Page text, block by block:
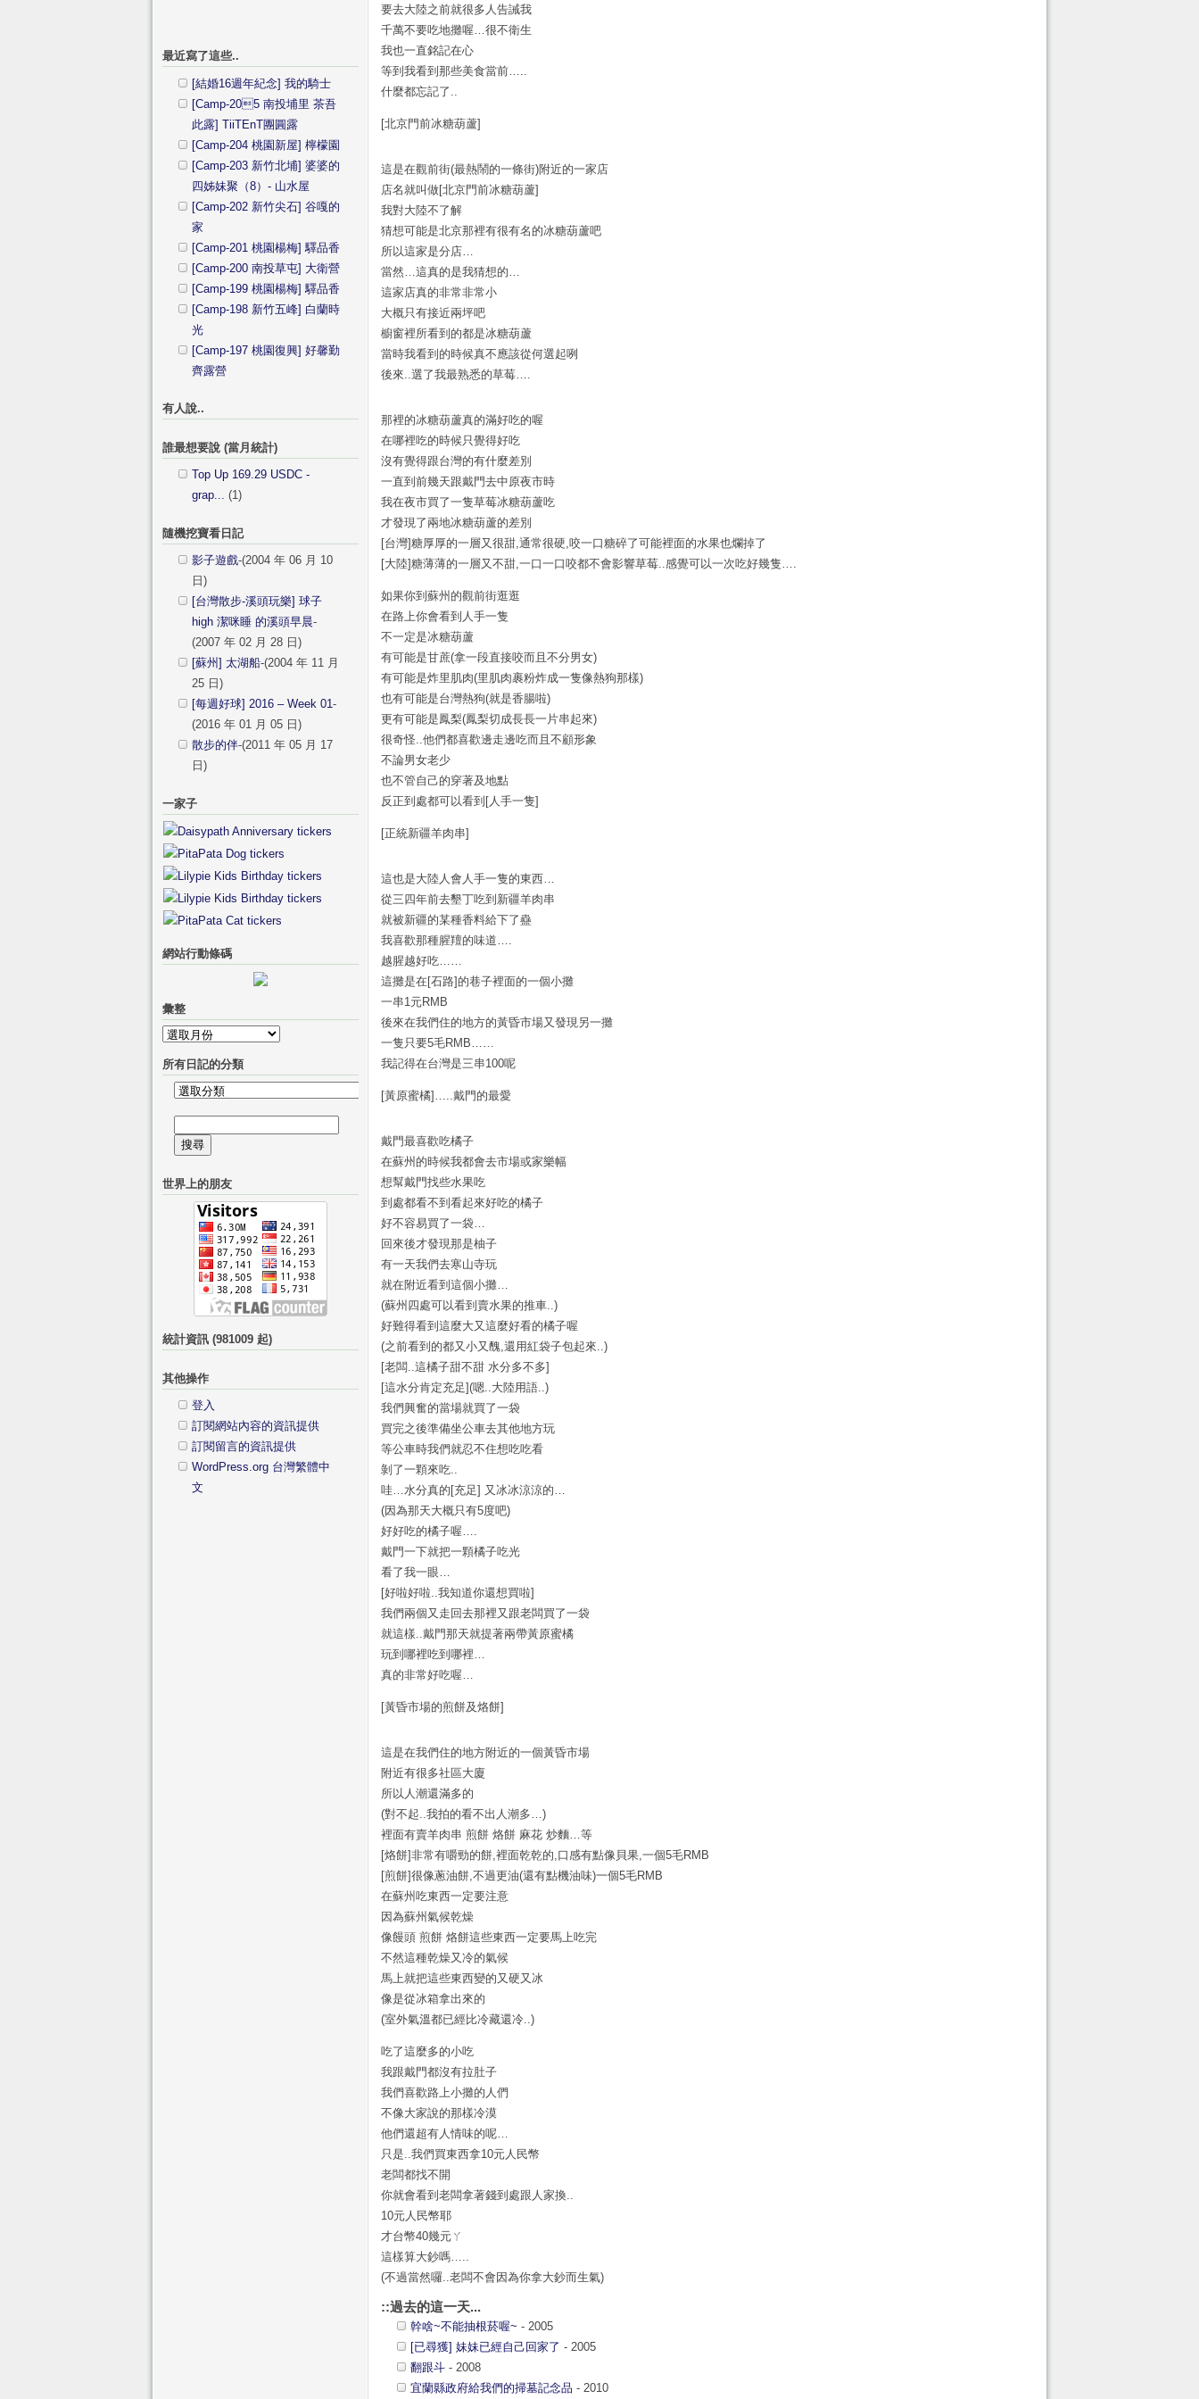
要去大陸之前就很多人告誡我
千萬不要吃地攤喔…很不衛生
我也一直銘記在心
等到我看到那些美食當前…..
什麼都忘記了..
[北京門前冰糖葫蘆]
這是在觀前街(最熱鬧的一條街)附近的一家店
店名就叫做[北京門前冰糖葫蘆]
我對大陸不了解
猜想可能是北京那裡有很有名的冰糖葫蘆吧
所以這家是分店…
當然…這真的是我猜想的…
這家店真的非常非常小
大概只有接近兩坪吧
櫥窗裡所看到的都是冰糖葫蘆
當時我看到的時候真不應該從何選起咧
後來..選了我最熟悉的草莓….
那裡的冰糖葫蘆真的滿好吃的喔
在哪裡吃的時候只覺得好吃
沒有覺得跟台灣的有什麼差別
一直到前幾天跟戴門去中原夜市時
我在夜市買了一隻草莓冰糖葫蘆吃
才發現了兩地冰糖葫蘆的差別
[台灣]糖厚厚的一層又很甜,通常很硬,咬一口糖碎了可能裡面的水果也爛掉了
[大陸]糖薄薄的一層又不甜,一口一口咬都不會影響草莓..感覺可以一次吃好幾隻….
如果你到蘇州的觀前街逛逛
在路上你會看到人手一隻
不一定是冰糖葫蘆
有可能是甘蔗(拿一段直接咬而且不分男女)
有可能是炸里肌肉(里肌肉裹粉炸成一隻像熱狗那樣)
也有可能是台灣熱狗(就是香腸啦)
更有可能是鳳梨(鳳梨切成長長一片串起來)
很奇怪..他們都喜歡邊走邊吃而且不顧形象
不論男女老少
也不管自己的穿著及地點
反正到處都可以看到[人手一隻]
[正統新疆羊肉串]
這也是大陸人會人手一隻的東西…
從三四年前去墾丁吃到新疆羊肉串
就被新疆的某種香料給下了蠱
我喜歡那種腥羶的味道….
越腥越好吃……
這攤是在[石路]的巷子裡面的一個小攤
一串1元RMB
後來在我們住的地方的黃昏市場又發現另一攤
一隻只要5毛RMB……
我記得在台灣是三串100呢
[黃原蜜橘]…..戴門的最愛
戴門最喜歡吃橘子
在蘇州的時候我都會去市場或家樂幅
想幫戴門找些水果吃
到處都看不到看起來好吃的橘子
好不容易買了一袋…
回來後才發現那是柚子
有一天我們去寒山寺玩
就在附近看到這個小攤…
(蘇州四處可以看到賣水果的推車..)
好難得看到這麼大又這麼好看的橘子喔
(之前看到的都又小又醜,還用紅袋子包起來..)
[老闆..這橘子甜不甜 水分多不多]
[這水分肯定充足](嗯..大陸用語..)
我們興奮的當場就買了一袋
買完之後準備坐公車去其他地方玩
等公車時我們就忍不住想吃吃看
剝了一顆來吃..
哇…水分真的[充足] 又冰冰涼涼的…
(因為那天大概只有5度吧)
好好吃的橘子喔….
戴門一下就把一顆橘子吃光
看了我一眼…
[好啦好啦..我知道你還想買啦]
我們兩個又走回去那裡又跟老闆買了一袋
就這樣..戴門那天就提著兩帶黃原蜜橘
玩到哪裡吃到哪裡…
真的非常好吃喔…
[黃昏市場的煎餅及烙餅]
這是在我們住的地方附近的一個黃昏市場
附近有很多社區大廈
所以人潮還滿多的
(對不起..我拍的看不出人潮多…)
裡面有賣羊肉串 煎餅 烙餅 麻花 炒麵…等
[烙餅]非常有嚼勁的餅,裡面乾乾的,口感有點像貝果,一個5毛RMB
[煎餅]很像蔥油餅,不過更油(還有點機油味)一個5毛RMB
在蘇州吃東西一定要注意
因為蘇州氣候乾燥
像饅頭 煎餅 烙餅這些東西一定要馬上吃完
不然這種乾燥又冷的氣候
馬上就把這些東西變的又硬又冰
像是從冰箱拿出來的
(室外氣溫都已經比冷藏還冷..)
吃了這麼多的小吃
我跟戴門都沒有拉肚子
我們喜歡路上小攤的人們
不像大家說的那樣冷漠
他們還超有人情味的呢…
只是..我們買東西拿10元人民幣
老闆都找不開
你就會看到老闆拿著錢到處跟人家換..
10元人民幣耶
才台幣40幾元ㄚ
這樣算大鈔嗎…..
(不過當然囉..老闆不會因為你拿大鈔而生氣)
::過去的這一天...
幹啥~不能抽根菸喔~ - 2005
[已尋獲] 妹妹已經自己回家了 - 2005
翻跟斗 - 2008
宜蘭縣政府給我們的掃墓記念品 - 2010
最近寫了這些..
[結婚16週年紀念] 我的騎士
[Camp-205 南投埔里 茶吾
此露] TiiTEnT團圓露
[Camp-204 桃園新屋] 檸檬園
[Camp-203 新竹北埔] 婆婆的
四姊妹聚（8）- 山水屋
[Camp-202 新竹尖石] 谷嘎的
家
[Camp-201 桃園楊梅] 驛品香
[Camp-200 南投草屯] 大衛營
[Camp-199 桃園楊梅] 驛品香
[Camp-198 新竹五峰] 白蘭時
光
[Camp-197 桃園復興] 好馨勤
齊露營
有人說..
誰最想要說 (當月統計)
Top Up 169.29 USDC -
grap... (1)
隨機挖寶看日記
影子遊戲-(2004 年 06 月 10
日)
[台灣散步-溪頭玩樂] 球子
high 潔咪睡 的溪頭早晨-
(2007 年 02 月 28 日)
[蘇州] 太湖船-(2004 年 11 月
25 日)
[每週好球] 2016 – Week 01-
(2016 年 01 月 05 日)
散步的伴-(2011 年 05 月 17
日)
一家子
網站行動條碼
彙整
彙
整
所有日記的分類
所
日
記
分
尋
鍵
世界上的朋友
統計資訊 (981009 起)
其他操作
登入
訂閱網站內容的資訊提供
訂閱留言的資訊提供
WordPress.org 台灣繁體中
文